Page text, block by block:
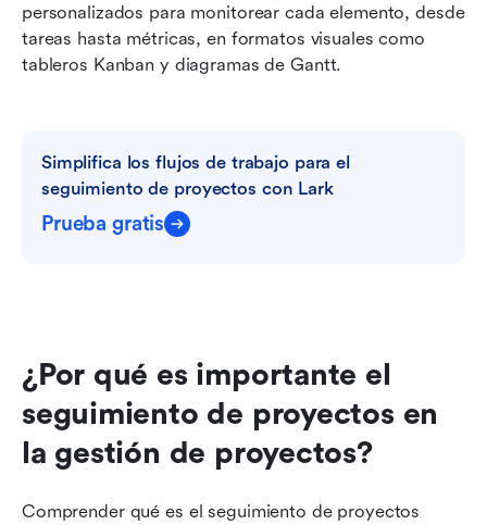
personalizados para monitorear cada elemento, desde
tareas hasta métricas, en formatos visuales como
tableros Kanban y diagramas de Gantt.
Simplifica los flujos de trabajo para el
seguimiento de proyectos con Lark
Prueba gratis
¿Por qué es importante el
seguimiento de proyectos en
la gestión de proyectos?
Comprender qué es el seguimiento de proyectos